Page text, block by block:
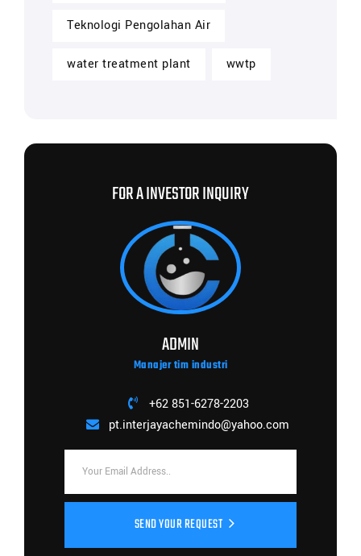
Teknologi Pengolahan Air
water treatment plant wwtp
FOR A INVESTOR INQUIRY
ADMIN
Manajer tim industri
+62 851-6278-2203
pt.interjayachemindo@yahoo.com
SEND YOUR REQUEST